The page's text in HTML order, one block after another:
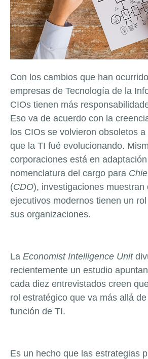
Con los cambios que han
empresas de Tecnología de la
CIOs tienen más
Eso va de acuerdo con la
los CIOs se volvieron obsoletos
que la TI fué evolucionando.
corporaciones está en
nomenclatura del cargo para
(CDO), investigaciones muestran
ejecutivos modernos tienen un
sus organizaciones.
La Economist Intelligence Unit
recientemente un estudio
cada diez entrevistados creen
rol estratégico que va más allá
función de TI.
Es un hecho que las estrategias